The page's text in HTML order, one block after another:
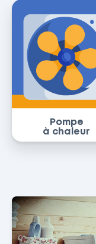
Pompe
à chaleur